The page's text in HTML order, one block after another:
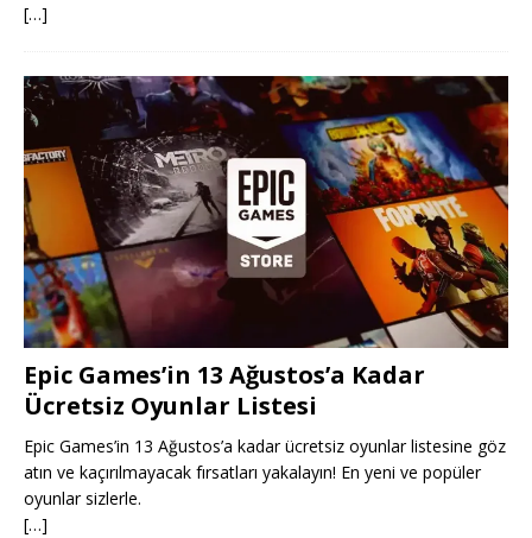
[…]
Epic Games’in 13 Ağustos’a Kadar
Ücretsiz Oyunlar Listesi
Epic Games’in 13 Ağustos’a kadar ücretsiz oyunlar listesine göz
atın ve kaçırılmayacak fırsatları yakalayın! En yeni ve popüler
oyunlar sizlerle.
[…]